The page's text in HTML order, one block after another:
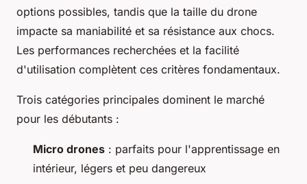
options possibles, tandis que la taille du drone
impacte sa maniabilité et sa résistance aux chocs.
Les performances recherchées et la facilité
d'utilisation complètent ces critères fondamentaux.
Trois catégories principales dominent le marché
pour les débutants :
Micro drones : parfaits pour l'apprentissage en
intérieur, légers et peu dangereux